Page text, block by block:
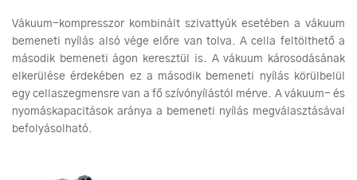
Vákuum-kompresszor kombinált szivattyúk esetében a vákuum
bemeneti nyílás alsó vége előre van tolva. A cella feltölthető a
második bemeneti ágon keresztül is. A vákuum károsodásának
elkerülése érdekében ez a második bemeneti nyílás körülbelül
egy cellaszegmensre van a fő szívónyílástól mérve. A vákuum- és
nyomáskapacitások aránya a bemeneti nyílás megválasztásával
befolyásolható.